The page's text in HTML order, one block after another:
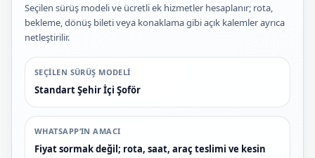
Seçilen sürüş modeli ve ücretli ek hizmetler hesaplanır; rota,
bekleme, dönüş bileti veya konaklama gibi açık kalemler ayrıca
netleştirilir.
SEÇILEN SÜRÜŞ MODELI
Standart Şehir İçi Şoför
WHATSAPP’IN AMACI
Fiyat sormak değil; rota, saat, araç teslimi ve kesin